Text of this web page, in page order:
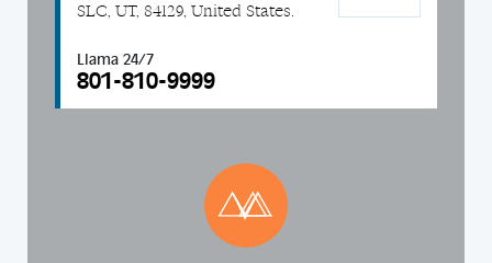
SLC, UT, 84129, United States.
Llama 24/7
801-810-9999